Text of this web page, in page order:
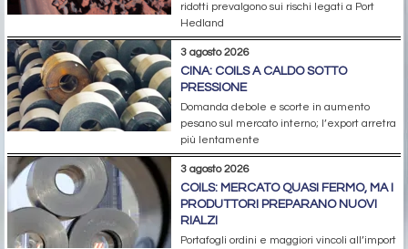
ridotti prevalgono sui rischi legati a Port
Hedland
3 agosto 2026
CINA: COILS A CALDO SOTTO
PRESSIONE
Domanda debole e scorte in aumento
pesano sul mercato interno; l’export arretra
più lentamente
3 agosto 2026
COILS: MERCATO QUASI FERMO, MA I
PRODUTTORI PREPARANO NUOVI
RIALZI
Portafogli ordini e maggiori vincoli all’import